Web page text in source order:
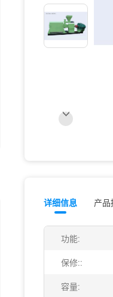
详细信息 产品
功能:
保修::
容量: